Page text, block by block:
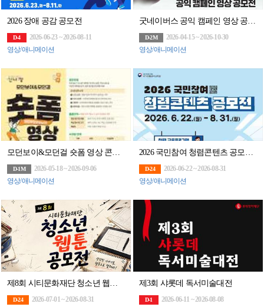
2026 장애 공감 공모전
D-4
2026-06-23 ~ 2026-08-11
영상/애니메이션
굿네이버스 공익 캠페인 영상 공모전
D-2M
2026-04-15 ~ 2026-10-30
영상/애니메이션
D-1M
2026-05-18 ~ 2026-09-06
영상/애니메이션
D-24
2026-06-22 ~ 2026-08-31
영상/애니메이션
D-24
2026-07-01 ~ 2026-08-31
제3회 샤롯데 독서미술대전
D-1
2026-06-11 ~ 2026-08-08